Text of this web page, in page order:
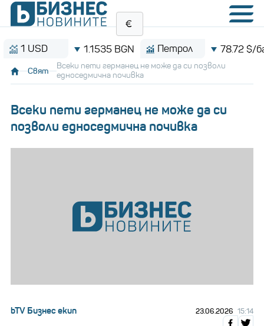
1.1535 BGN Петрол 78.72 $/барел
Свят
Всеки пети германец не може да си позволи
едноседмична почивка
Всеки пети германец не може да си
позволи едноседмична почивка
bTV Бизнес екип 23.06.2026 15:14